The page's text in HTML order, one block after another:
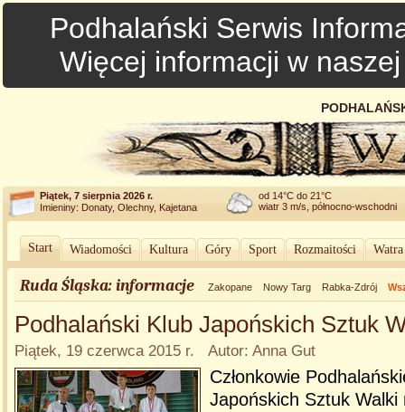
Podhalański Serwis
Więcej informacji w
Piątek, 7 sierpnia 2026 r.
Imieniny: Donaty, Olechny, Kajetana
od 14°C do 21°C
wiatr 3 m/s, północno-wschodni
Start Wiadomości Kultura Góry Sport Rozmaitości
Ruda Śląska: informacje Zakopane Nowy Targ Rabka-Zdrój
Podhalański Klub Japońskich Sztuk
Piątek, 19 czerwca 2015 r. Autor: Anna Gut
Członkowie
Japońskich Sztuk Walki